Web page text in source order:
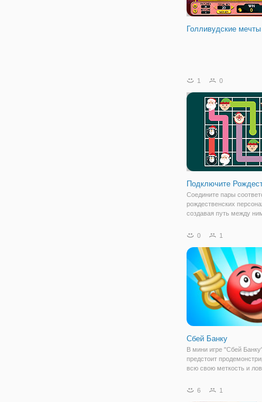
Голливудские мечты
1 0
Подключите
Соедините пары
рождественских
создавая путь между
для подключения к
0 1
Сбей Банку
В мини игре "Сбей
предстоит
всю свою меткость и
Если да, тогда
6 1